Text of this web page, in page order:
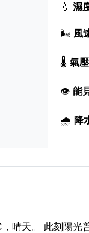
💧 濕
🌬️ 風
🌡️ 氣
👁️ 能
🌧️ 降
晴天。 此刻陽